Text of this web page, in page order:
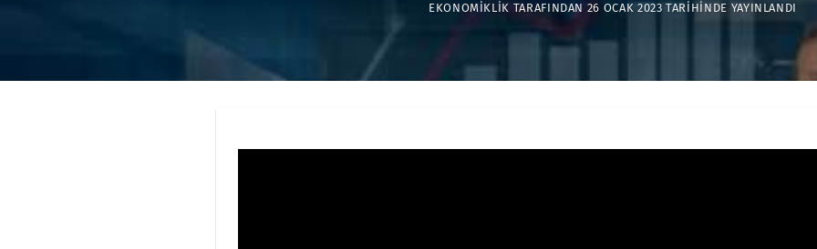
EKONOMIKLIK TARAFINDAN 26 OCAK 2023 TARIHINDE YAYINLANDI